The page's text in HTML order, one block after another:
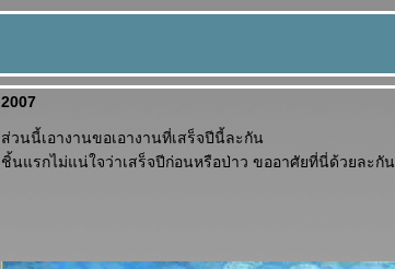
2007
ส่วนนี้เอางานขอเอางานที่เสร็จปีนี้ละกัน
ชิ้นแรกไม่แน่ใจว่าเสร็จปีก่อนหรือป่าว ขออาศัยที่นี่ด้วยละกัน